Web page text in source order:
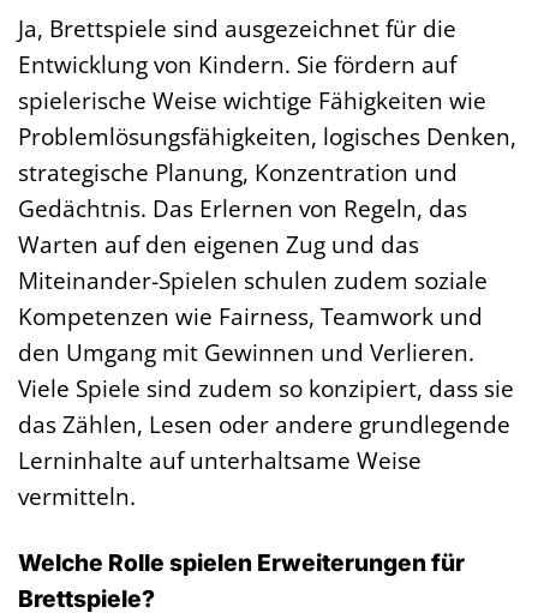
Ja, Brettspiele sind ausgezeichnet für die
Entwicklung von Kindern. Sie fördern auf
spielerische Weise wichtige Fähigkeiten wie
Problemlösungsfähigkeiten, logisches Denken,
strategische Planung, Konzentration und
Gedächtnis. Das Erlernen von Regeln, das
Warten auf den eigenen Zug und das
Miteinander-Spielen schulen zudem soziale
Kompetenzen wie Fairness, Teamwork und
den Umgang mit Gewinnen und Verlieren.
Viele Spiele sind zudem so konzipiert, dass sie
das Zählen, Lesen oder andere grundlegende
Lerninhalte auf unterhaltsame Weise
vermitteln.
Welche Rolle spielen Erweiterungen für
Brettspiele?